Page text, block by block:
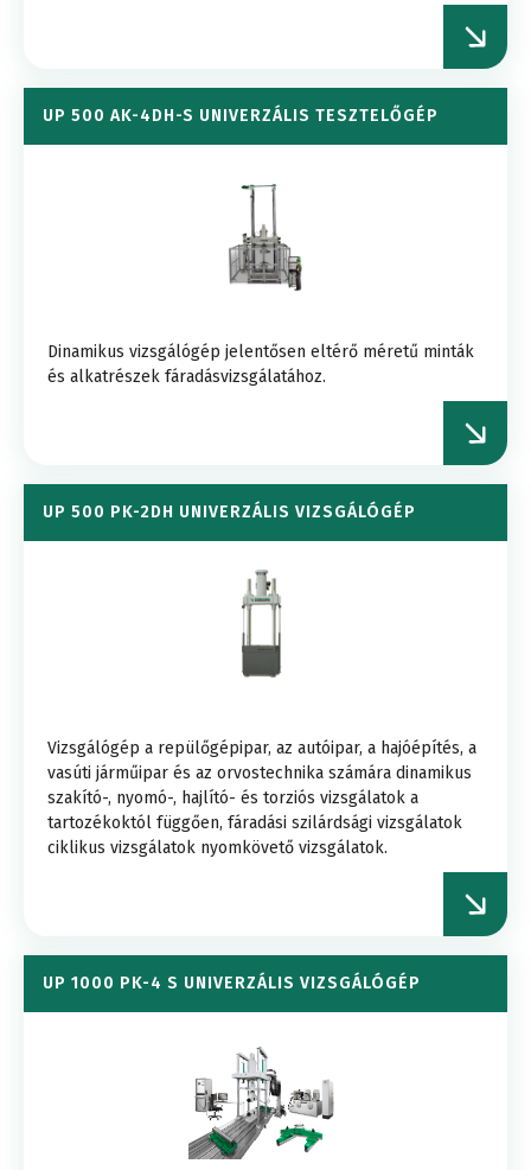
UP 500 AK-4DH-S UNIVERZÁLIS TESZTELŐGÉP
Dinamikus vizsgálógép jelentősen eltérő méretű minták
és alkatrészek fáradásvizsgálatához.
UP 500 PK-2DH UNIVERZÁLIS VIZSGÁLÓGÉP
Vizsgálógép a repülőgépipar, az autóipar, a hajóépítés, a
vasúti járműipar és az orvostechnika számára dinamikus
szakító-, nyomó-, hajlító- és torziós vizsgálatok a
tartozékoktól függően, fáradási szilárdsági vizsgálatok
ciklikus vizsgálatok nyomkövető vizsgálatok.
UP 1000 PK-4 S UNIVERZÁLIS VIZSGÁLÓGÉP